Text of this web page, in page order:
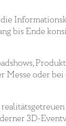
bis Ende
Messe oder
3D-